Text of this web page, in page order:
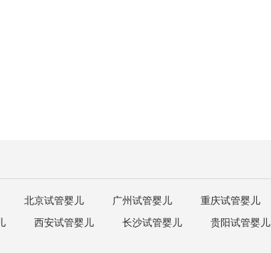
北京试管婴儿 广州试管婴儿 重庆试管婴儿
西安试管婴儿 长沙试管婴儿 贵阳试管婴儿